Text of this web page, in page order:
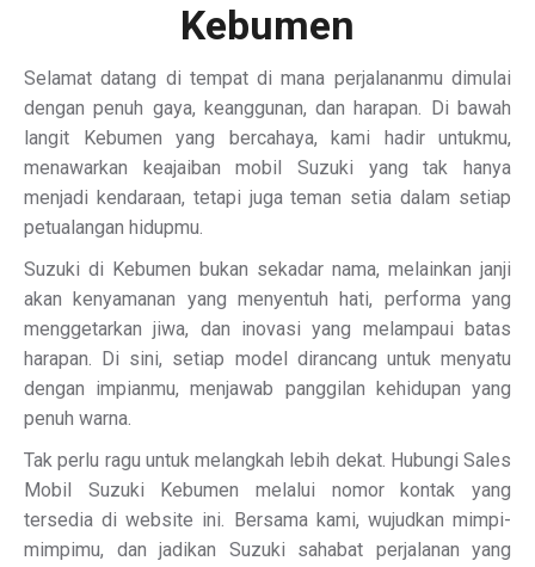
Kebumen
Selamat datang di tempat di mana perjalananmu dimulai
dengan penuh gaya, keanggunan, dan harapan. Di bawah
langit Kebumen yang bercahaya, kami hadir untukmu,
menawarkan keajaiban mobil Suzuki yang tak hanya
menjadi kendaraan, tetapi juga teman setia dalam setiap
petualangan hidupmu.
Suzuki di Kebumen bukan sekadar nama, melainkan janji
akan kenyamanan yang menyentuh hati, performa yang
menggetarkan jiwa, dan inovasi yang melampaui batas
harapan. Di sini, setiap model dirancang untuk menyatu
dengan impianmu, menjawab panggilan kehidupan yang
penuh warna.
Tak perlu ragu untuk melangkah lebih dekat. Hubungi Sales
Mobil Suzuki Kebumen melalui nomor kontak yang
tersedia di website ini. Bersama kami, wujudkan mimpi-
mimpimu, dan jadikan Suzuki sahabat perjalanan yang